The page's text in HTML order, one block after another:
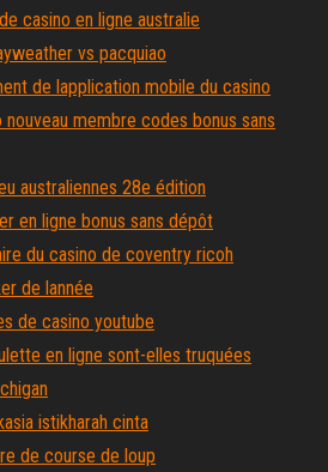
casino en ligne australie
vs pacquiao
de lapplication mobile du casino
membre codes bonus sans
australiennes 28e édition
en ligne bonus sans dépôt
du casino de coventry ricoh
de lannée
de casino youtube
en ligne sont-elles truquées
istikharah cinta
de course de loup